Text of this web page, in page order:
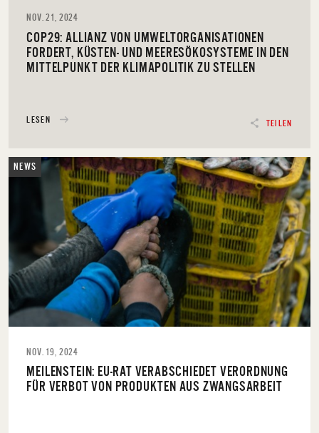
TEILEN
NOV. 21, 2024
COP29: ALLIANZ VON UMWELTORGANISATIONEN
FORDERT, KÜSTEN- UND MEERESÖKOSYSTEME IN DEN
MITTELPUNKT DER KLIMAPOLITIK ZU STELLEN
LESEN
NEWS
NOV. 19, 2024
MEILENSTEIN: EU-RAT VERABSCHIEDET VERORDNUNG
FÜR VERBOT VON PRODUKTEN AUS ZWANGSARBEIT